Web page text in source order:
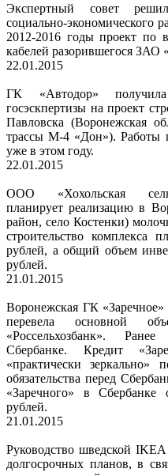
Экспертный совет
социально-экономического
2012-2016 годы проект по
кабелей разорившегося ЗАО
22.01.2015
ГК «Автодор» получила
госэскпертизы на проект
Павловска (Воронежская
трассы М-4 «Дон»). Работы
уже в этом году.
22.01.2015
ООО «Хохольская
планирует реализацию в
район, село Костенки)
строительство комплекса
рублей, а общий объем
рублей.
21.01.2015
Воронежская ГК
перевела основной
«Россельхозбанк».
Сбербанке. Кредит
«практически зеркально»
обязательства перед
«Заречного» в
рублей.
21.01.2015
Руководство шведской
долгосрочных планов, в